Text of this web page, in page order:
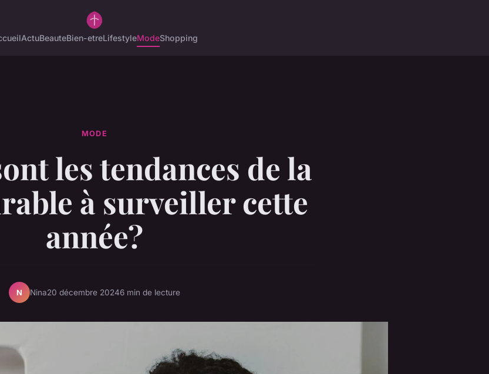
ActuBeauteBien-etreLifestyleModeShopping
MODE
les tendances de la
à surveiller cette
année?
N Nina20 décembre 20246 min de lecture